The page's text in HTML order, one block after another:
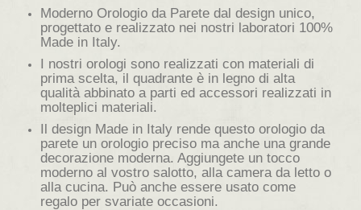
Moderno Orologio da Parete dal design unico,
progettato e realizzato nei nostri laboratori 100%
Made in Italy.
I nostri orologi sono realizzati con materiali di
prima scelta, il quadrante è in legno di alta
qualità abbinato a parti ed accessori realizzati in
molteplici materiali.
Il design Made in Italy rende questo orologio da
parete un orologio preciso ma anche una grande
decorazione moderna. Aggiungete un tocco
moderno al vostro salotto, alla camera da letto o
alla cucina. Può anche essere usato come
regalo per svariate occasioni.